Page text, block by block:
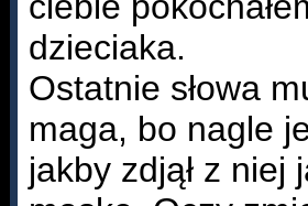
dzieciaka.
Ostatnie słowa
maga, bo nagle
jakby zdjął z niej